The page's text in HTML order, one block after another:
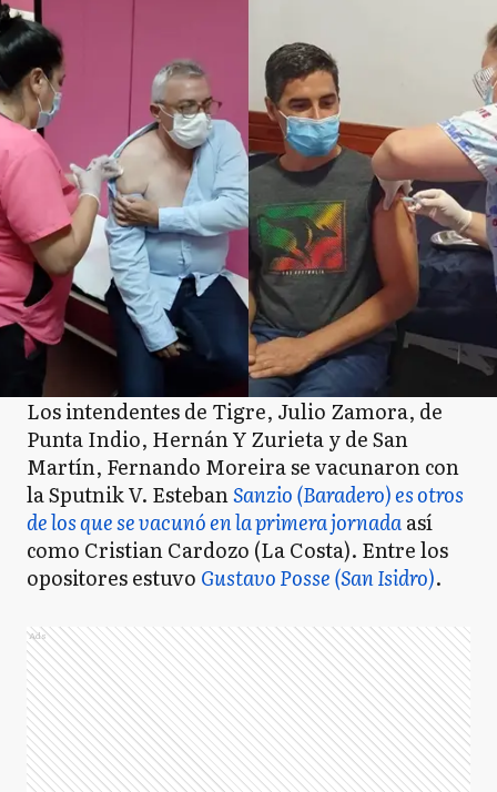
Los intendentes de Tigre, Julio Zamora, de
Punta Indio, Hernán Y Zurieta y de San
Martín, Fernando Moreira se vacunaron con
la Sputnik V. EstebanSanzio (Baradero) es otros
de los que se vacunó en la primera jornadaasí
como Cristian Cardozo (La Costa). Entre los
opositores estuvo Gustavo Posse (San Isidro).
Ads